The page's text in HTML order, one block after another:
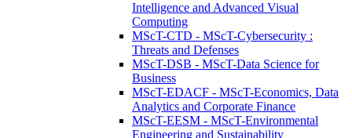
Intelligence and Advanced Visual
Computing
MScT-CTD - MScT-Cybersecurity :
Threats and Defenses
MScT-DSB - MScT-Data Science for
Business
MScT-EDACF - MScT-Economics, Data
Analytics and Corporate Finance
MScT-EESM - MScT-Environmental
Engineering and Sustainability